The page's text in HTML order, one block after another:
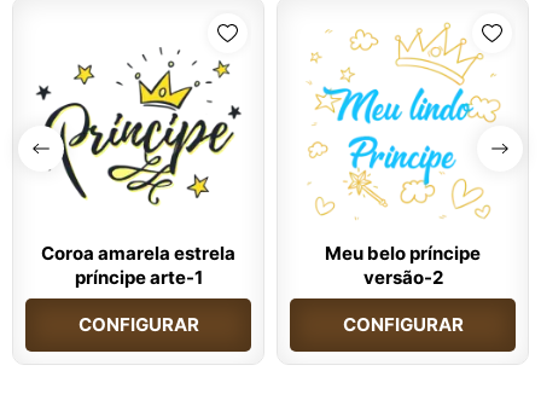
Coroa amarela estrela
príncipe arte-1
CONFIGURAR
Meu belo príncipe
versão-2
CONFIGURAR